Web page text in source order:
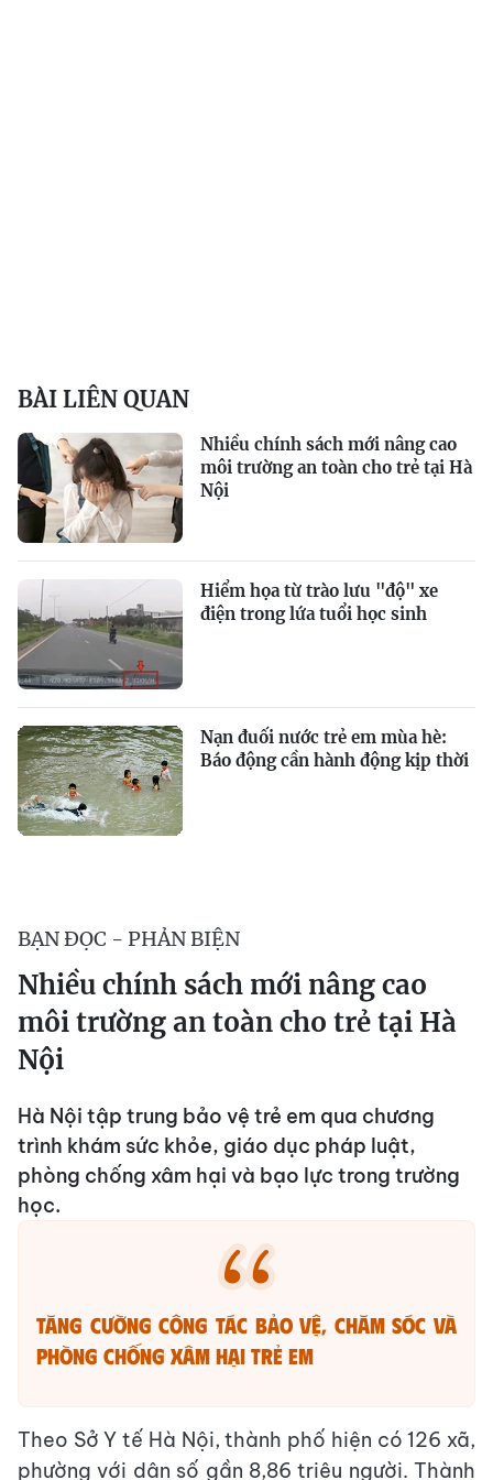
BÀI LIÊN QUAN
Nhiều chính sách mới nâng cao
môi trường an toàn cho trẻ tại Hà
Nội
Hiểm họa từ trào lưu "độ" xe
điện trong lứa tuổi học sinh
Nạn đuối nước trẻ em mùa hè:
Báo động cần hành động kịp thời
BẠN ĐỌC - PHẢN BIỆN
Nhiều chính sách mới nâng cao
môi trường an toàn cho trẻ tại Hà
Nội
Hà Nội tập trung bảo vệ trẻ em qua chương
trình khám sức khỏe, giáo dục pháp luật,
phòng chống xâm hại và bạo lực trong trường
học.
Tăng cường công tác bảo vệ, chăm sóc và
phòng chống xâm hại trẻ em
Theo Sở Y tế Hà Nội, thành phố hiện có 126 xã,
phường với dân số gần 8,86 triệu người. Thành